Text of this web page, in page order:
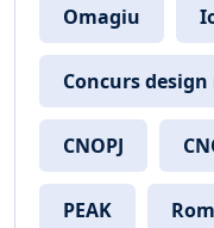
Omagiu
Concurs
CNOPJ
PEAK